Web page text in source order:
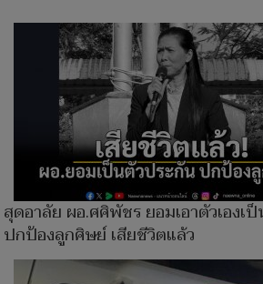
สุดอาลัย ผอ.ศศิพัชร ยอมเอาตัวเองเป็
ปกป้องลูกศิษย์ เสียชีวิตแล้ว